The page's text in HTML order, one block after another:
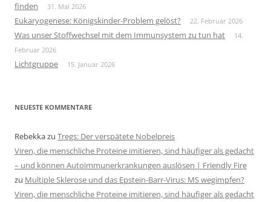
finden
31. Mai 2026
Eukaryogenese: Königskinder-Problem gelöst? 22. Februar 2026
Was unser Stoffwechsel mit dem Immunsystem zu tun hat
14.
Februar 2026
Lichtgruppe 15. Januar 2026
NEUESTE KOMMENTARE
Rebekkazu Tregs: Der verspätete Nobelpreis
Viren, die menschliche Proteine imitieren, sind häufiger als gedacht
– und können Autoimmunerkrankungen auslösen | Friendly Fire
zu Multiple Sklerose und das Epstein-Barr-Virus: MS wegimpfen?
Viren, die menschliche Proteine imitieren, sind häufiger als gedacht